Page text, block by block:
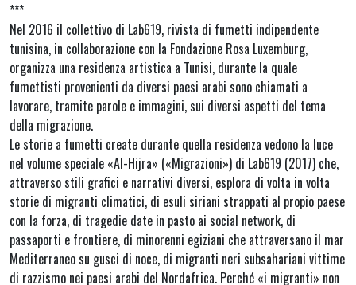
***
Nel 2016 il collettivo di Lab619, rivista di fumetti indipendente
tunisina, in collaborazione con la Fondazione Rosa Luxemburg,
organizza una residenza artistica a Tunisi, durante la quale
fumettisti provenienti da diversi paesi arabi sono chiamati a
lavorare, tramite parole e immagini, sui diversi aspetti del tema
della migrazione.
Le storie a fumetti create durante quella residenza vedono la luce
nel volume speciale «Al-Hijra» («Migrazioni») di Lab619 (2017) che,
attraverso stili grafici e narrativi diversi, esplora di volta in volta
storie di migranti climatici, di esuli siriani strappati al propio paese
con la forza, di tragedie date in pasto ai social network, di
passaporti e frontiere, di minorenni egiziani che attraversano il mar
Mediterraneo su gusci di noce, di migranti neri subsahariani vittime
di razzismo nei paesi arabi del Nordafrica. Perché «i migranti» non